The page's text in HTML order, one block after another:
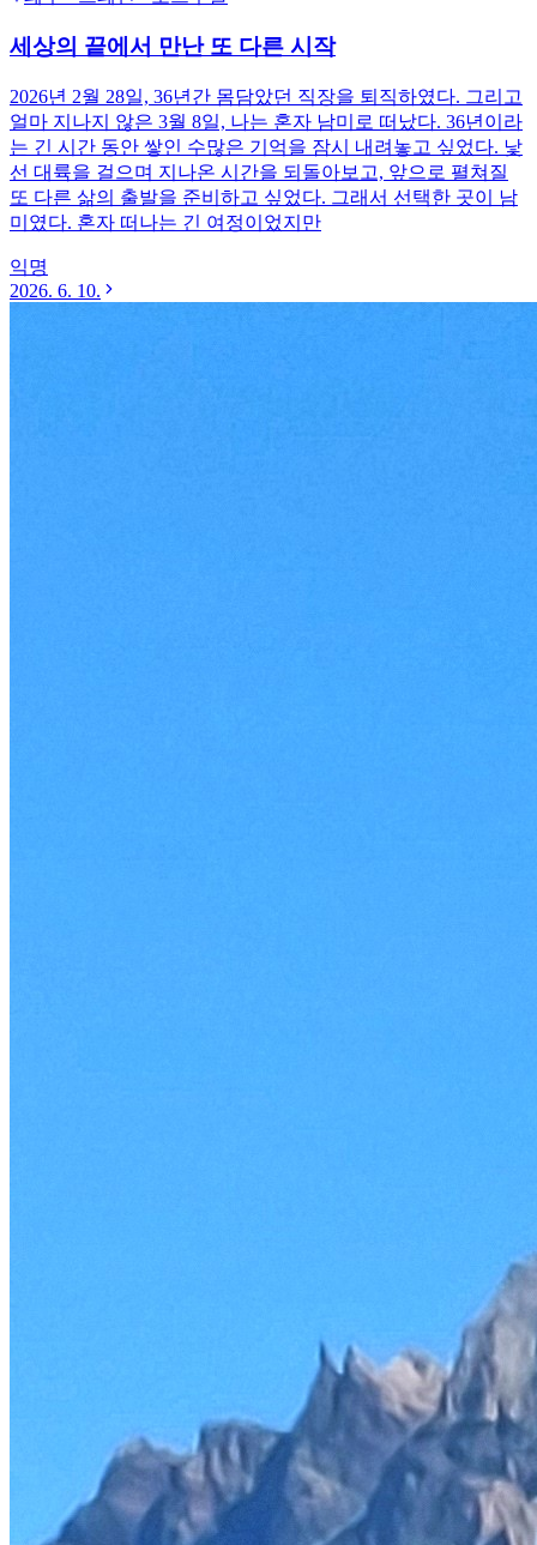
세상의 끝에서 만난 또 다른 시작
2026년 2월 28일, 36년간 몸담았던 직장을 퇴직하였다. 그리고
얼마 지나지 않은 3월 8일, 나는 혼자 남미로 떠났다. 36년이라
는 긴 시간 동안 쌓인 수많은 기억을 잠시 내려놓고 싶었다. 낯
선 대륙을 걸으며 지나온 시간을 되돌아보고, 앞으로 펼쳐질
또 다른 삶의 출발을 준비하고 싶었다. 그래서 선택한 곳이 남
미였다. 혼자 떠나는 긴 여정이었지만
익명
2026. 6. 10.